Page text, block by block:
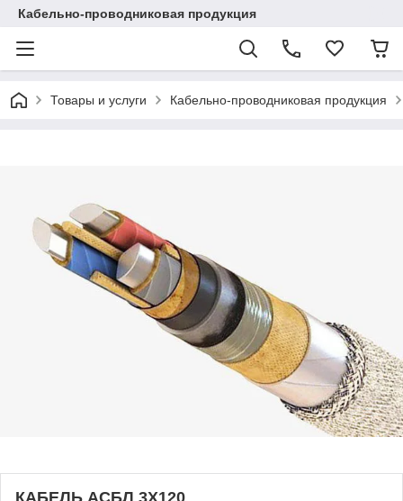
Кабельно-проводниковая продукция
Товары и услуги Кабельно-проводниковая продукция
КАБЕЛЬ АСБЛ 3Х120